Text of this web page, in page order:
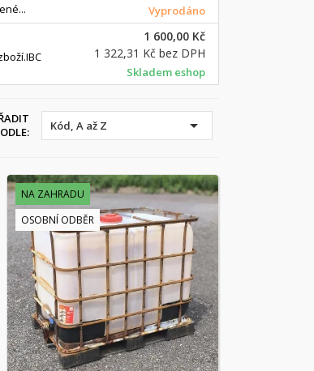
Vyprodáno
1 600,00 Kč
1 322,31 Kč bez DPH
Skladem eshop
Kód, A až Z 
NA ZAHRADU
OSOBNÍ ODBĚR